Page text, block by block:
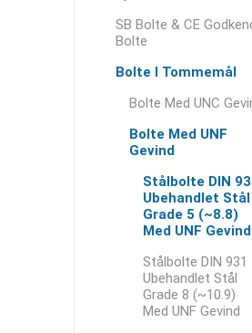
SB Bolte & CE
Bolte
Bolte I Tommemål
Bolte Med UNC
Bolte Med UNF
Gevind
Stålbolte DIN
Ubehandlet Stål
Grade 5 (~8.8)
Med UNF Gevind
Stålbolte DIN 931
Ubehandlet Stål
Grade 8 (~10.9)
Med UNF Gevind